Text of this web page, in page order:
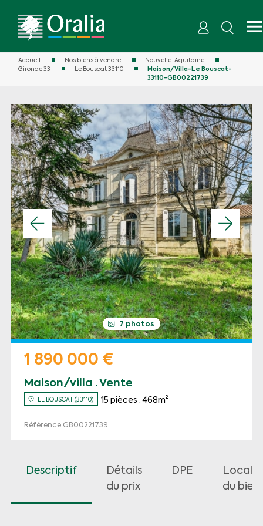
Accueil Nos biens à vendre
Nouvelle-Aquitaine
Gironde 33
Le Bouscat 33110
Maison/Villa-Le Bouscat-
33110-GB00221739
7 photos
Maison/villa · Vente
LE BOUSCAT (33110) 15 pièces · 468m²
1 890 000 €
Référence GB00221739
Descriptif
Détails
du prix
DPE
du bien